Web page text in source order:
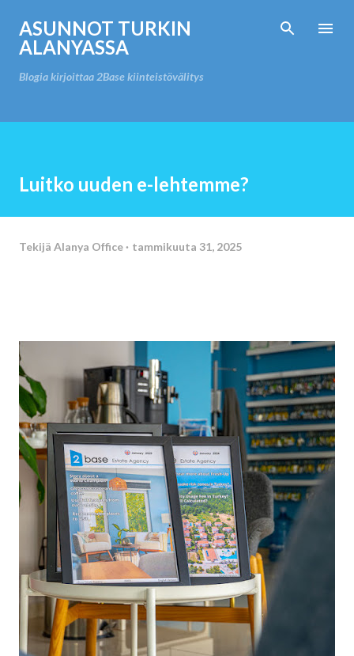
Siirry pääsisältöön
ASUNNOT TURKIN
ALANYASSA
Blogia kirjoittaa 2Base kiinteistövälitys
Luitko uuden e-lehtemme?
Tekijä Alanya Office tammikuuta 31, 2025